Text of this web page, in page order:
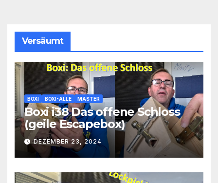
Versäumt
BOXI BOXI-ALLE MASTER
Boxi i38 Das offene Schloss
(geile Escapebox)
DEZEMBER 23, 2024